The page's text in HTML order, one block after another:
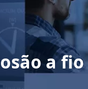
a fio